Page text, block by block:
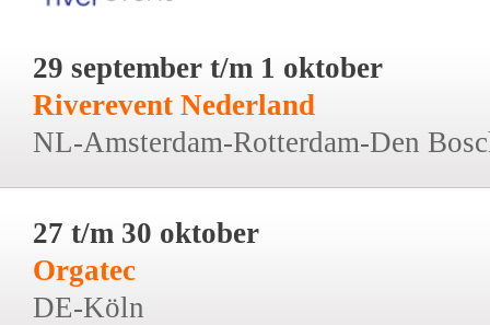
29 september t/m 1 oktober
Riverevent Nederland
NL-Amsterdam-Rotterdam-Den
27 t/m 30 oktober
Orgatec
DE-Köln